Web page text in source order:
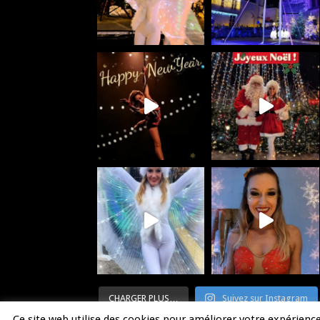
CHARGER PLUS… Suivez sur Instagram